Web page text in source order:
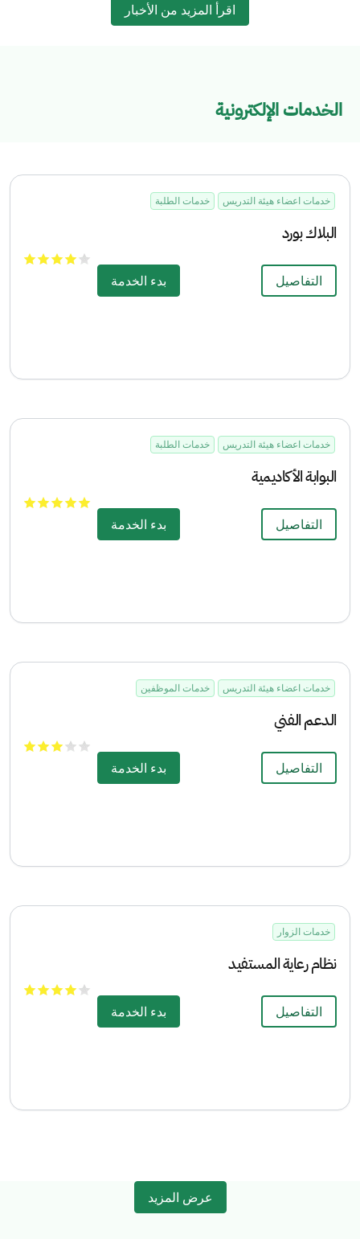
اقرأ المزيد من الأخبار
الخدمات الإلكترونية
خدمات اعضاء هيئة التدريس خدمات الطلبة
البلاك بورد
التفاصيل بدء الخدمة
خدمات اعضاء هيئة التدريس خدمات الطلبة
البوابة الأكاديمية
التفاصيل بدء الخدمة
خدمات اعضاء هيئة التدريس خدمات الموظفين
الدعم الفني
التفاصيل بدء الخدمة
خدمات الزوار
نظام رعاية المستفيد
التفاصيل بدء الخدمة
عرض المزيد